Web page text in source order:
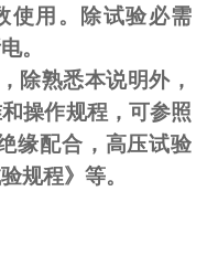
使用。除试验必需
。
除熟悉本说明外，
操作规程，可参照
缘配合，高压试验
规程》等。